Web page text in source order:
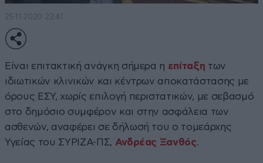
25·11·2020 22:41
Είναι επιτακτική ανάγκη σήμερα η επίταξη των
ιδιωτικών κλινικών και κέντρων αποκατάστασης με
όρους ΕΣΥ, χωρίς επιλογή περιστατικών, με σεβασμό
στο δημόσιο συμφέρον και στην ασφάλεια των
ασθενών, αναφέρει σε δήλωσή του ο τομεάρχης
Υγείας του ΣΥΡΙΖΑ-ΠΣ, Ανδρέας Ξανθός.